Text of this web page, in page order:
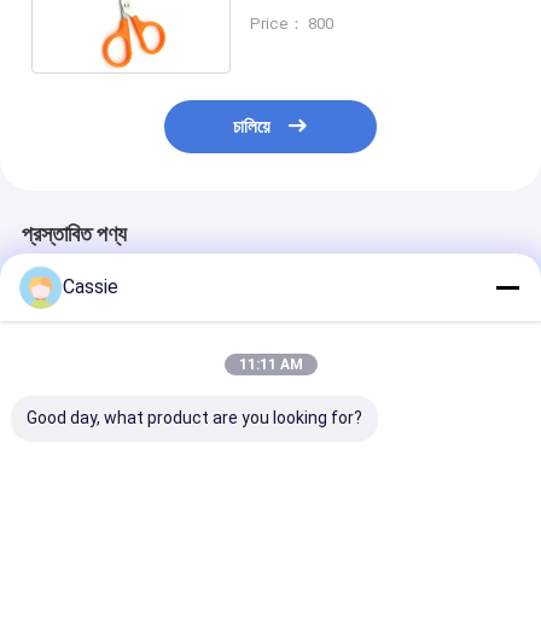
Price： 800
চালিয়ে
প্রস্তাবিত পণ্য
Cassie
11:11 AM
Good day, what product are you looking for?